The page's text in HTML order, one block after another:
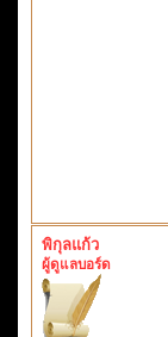
พิกุลแก้ว
ผู้ดูแลบอร์ด